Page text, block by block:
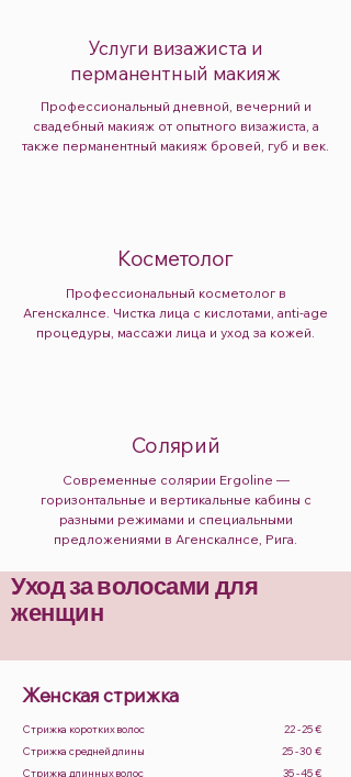
​Услуги визажиста и
перманентный макияж
Профессиональный дневной, вечерний и
свадебный макияж от опытного визажиста, а
также перманентный макияж бровей, губ и век.
Косметолог
Профессиональный косметолог в
Агенскалнсе. Чистка лица с кислотами, anti-age
процедуры, массажи лица и уход за кожей.
Солярий
Современные солярии Ergoline —
горизонтальные и вертикальные кабины с
разными режимами и специальными
предложениями в Агенскалнсе, Рига.
Уход за волосами для
женщин
Женская стрижка
Стрижка коротких волос
Стрижка средней длины
Стрижка длинных волос
22 - 25 €
25 - 30 €
35 - 45 €